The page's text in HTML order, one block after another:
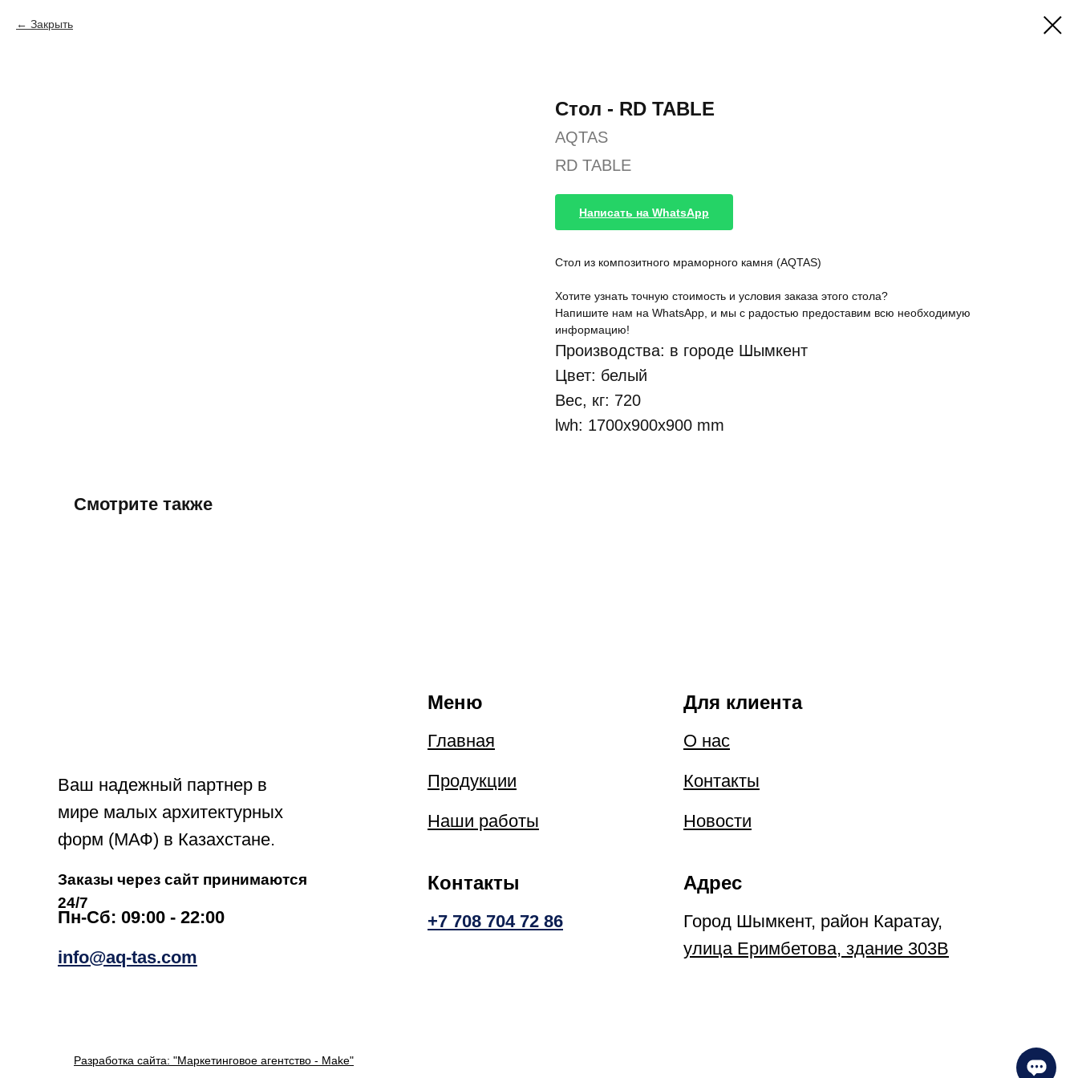
Закрыть
Стол - RD TABLE
AQTAS
RD TABLE
Написать на WhatsApp
Стол из композитного мраморного камня (AQTAS)
Хотите узнать точную стоимость и условия заказа этого стола?
Напишите нам на WhatsApp, и мы с радостью предоставим всю необходимую
информацию!
Производства: в городе Шымкент
Цвет: белый
Вес, кг: 720
lwh: 1700x900x900 mm
Смотрите также
Меню
Ваш надежный партнер в
мире малых архитектурных
форм (МАФ) в Казахстане.
Главная
Продукции
Наши работы
Для клиента
О нас
Контакты
Новости
Контакты
+7 708 704 72 86
Заказы через сайт принимаются
24/7
Пн-Сб: 09:00 - 22:00
info@aq-tas.com
Адрес
Город Шымкент, район Каратау,
улица Еримбетова, здание 303В
Разработка сайта: "Маркетинговое агентство - Make"